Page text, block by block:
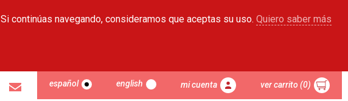
Si continúas navegando, consideramos que aceptas su uso. Quiero saber más
español english mi cuenta ver carrito (0)